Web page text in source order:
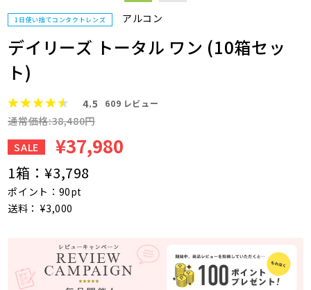
1日使い捨てコンタクトレンズ アルコン
デイリーズ トータル ワン (10箱セッ
ト)
4.5 609 レビュー
通常価格:38,480円
SALE
¥37,980
1箱：¥3,798
ポイント：90pt
送料： ¥3,000